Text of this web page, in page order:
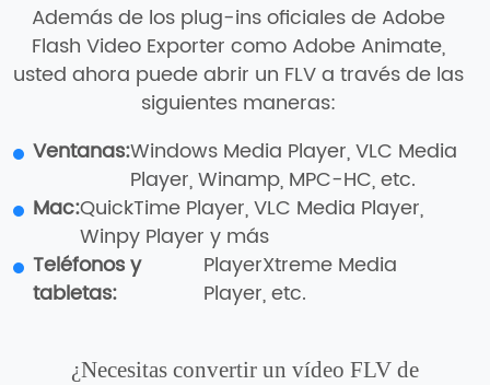
Además de los plug-ins oficiales de Adobe
Flash Video Exporter como Adobe Animate,
usted ahora puede abrir un FLV a través de las
siguientes maneras:
Ventanas:Windows Media Player, VLC Media
Player, Winamp, MPC-HC, etc.
Mac:QuickTime Player, VLC Media Player,
Winpy Player y más
Teléfonos y
tabletas:
PlayerXtreme Media
Player, etc.
¿Necesitas convertir un vídeo FLV de